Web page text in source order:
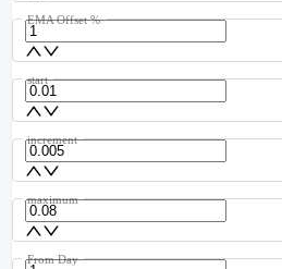
EMA Offset %
start
increment
maximum
From Day